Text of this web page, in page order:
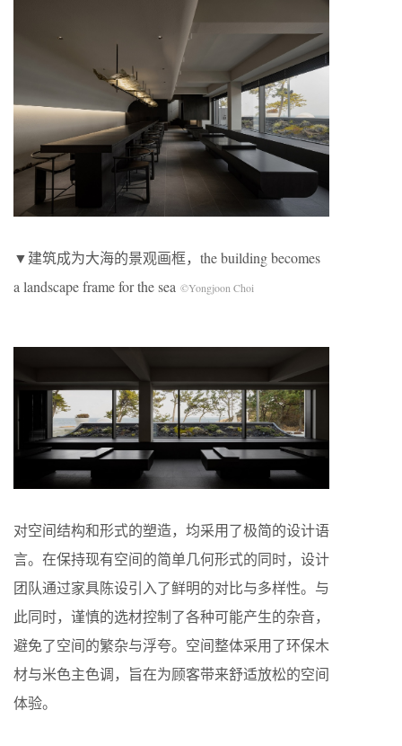
▼建筑成为大海的景观画框，the building becomes
a landscape frame for the sea ©Yongjoon Choi
对空间结构和形式的塑造，均采用了极简的设计语
言。在保持现有空间的简单几何形式的同时，设计
团队通过家具陈设引入了鲜明的对比与多样性。与
此同时，谨慎的选材控制了各种可能产生的杂音，
避免了空间的繁杂与浮夸。空间整体采用了环保木
材与米色主色调，旨在为顾客带来舒适放松的空间
体验。